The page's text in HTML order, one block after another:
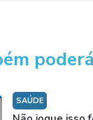
SAÚDE